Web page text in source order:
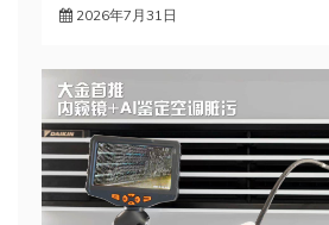
2026年7月31日